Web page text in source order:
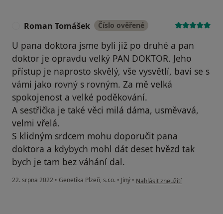
Roman Tomášek Číslo ověřené
U pana doktora jsme byli již po druhé a pan
doktor je opravdu velký PAN DOKTOR. Jeho
přístup je naprosto skvělý, vše vysvětlí, baví se s
vámi jako rovný s rovným. Za mě velká
spokojenost a velké poděkování.
A sestřička je také věci milá dáma, usměvavá,
velmi vřelá.
S klidným srdcem mohu doporučit pana
doktora a kdybych mohl dát deset hvězd tak
bych je tam bez váhání dal.
22. srpna 2022 • Genetika Plzeň, s.r.o. • Jiný • podle názoru uživatele Roman
Nahlásit zneužití